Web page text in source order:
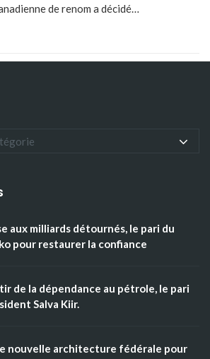
de renom a décidé…
aux milliards détournés, le pari du
pour restaurer la confiance
de la dépendance au pétrole, le pari
Salva Kiir.
nouvelle architecture fédérale pour